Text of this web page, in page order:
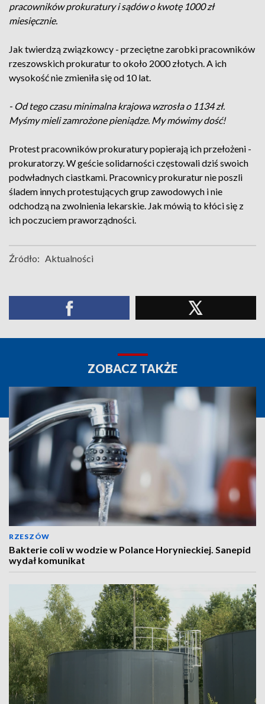
pracowników prokuratury i sądów o kwotę 1000 zł
miesięcznie.
Jak twierdzą związkowcy - przeciętne zarobki pracowników
rzeszowskich prokuratur to około 2000 złotych. A ich
wysokość nie zmieniła się od 10 lat.
- Od tego czasu minimalna krajowa wzrosła o 1134 zł.
Myśmy mieli zamrożone pieniądze. My mówimy dość!
Protest pracowników prokuratury popierają ich przełożeni -
prokuratorzy. W geście solidarności częstowali dziś swoich
podwładnych ciastkami. Pracownicy prokuratur nie poszli
śladem innych protestujących grup zawodowych i nie
odchodzą na zwolnienia lekarskie. Jak mówią to kłóci się z
ich poczuciem praworządności.
Źródło: Aktualności
ZOBACZ TAKŻE
RZESZÓW
Bakterie coli w wodzie w Polance Horynieckiej. Sanepid
wydał komunikat